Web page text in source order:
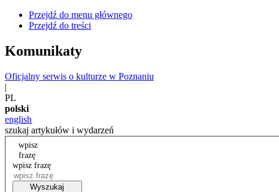
Przejdź do menu głównego
Przejdź do treści
Komunikaty
Oficjalny serwis o kulturze w Poznaniu
|
PL
polski
english
szukaj artykułów i wydarzeń
wpisz
frazę
wpisz frazę
Wyszukaj